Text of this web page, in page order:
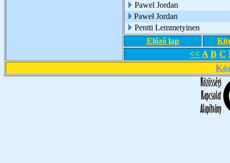
Pawel Jordan
Paweł Jordan
Pentti Lemmetyinen
Előző lap
<< A B C